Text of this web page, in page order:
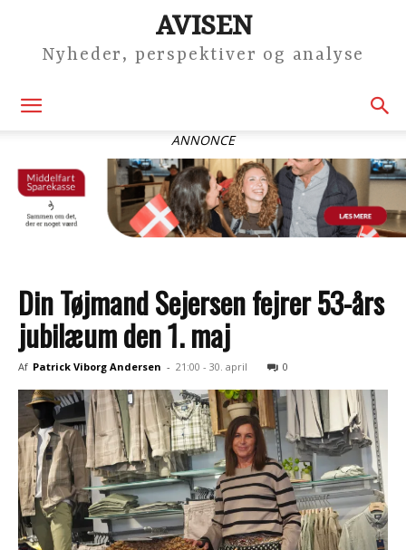
AVISEN
Nyheder, perspektiver og analyse
ANNONCE
Din Tøjmand Sejersen fejrer 53-års
jubilæum den 1. maj
Af Patrick Viborg Andersen - 21:00 - 30. april 0